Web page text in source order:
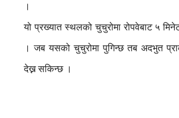
।
यो प्रख्यात स्थलको चुचुरोमा रोपवेबाट ५
। जब यसको चुचुरोमा पुगिन्छ तब अदभुत
देख्न सकिन्छ ।